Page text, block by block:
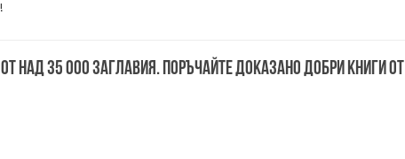
над 35 000 заглавия. Поръчайте доказано добри книги от